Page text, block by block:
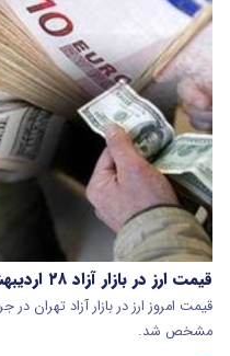
قیمت ارز در بازار آزاد ۲۸ اردیبهشت ۹۹/ قیمت دلار اعلام شد
مشخص شد.